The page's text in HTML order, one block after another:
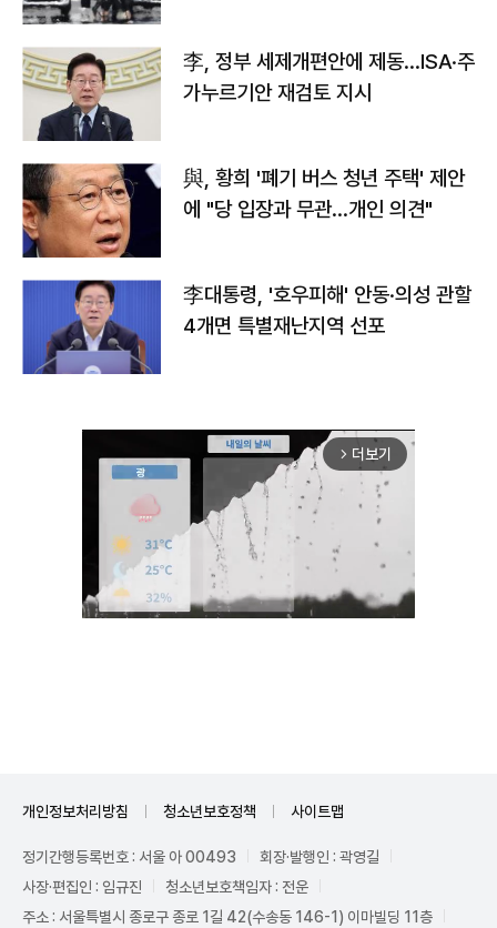
李, 정부 세제개편안에 제동…ISA·주
가누르기안 재검토 지시
與, 황희 '폐기 버스 청년 주택' 제안
에 "당 입장과 무관…개인 의견"
李대통령, '호우피해' 안동·의성 관할
4개면 특별재난지역 선포
arrow_forward_ios 더보기
개인정보처리방침 청소년보호정책 사이트맵
정기간행등록번호 : 서울 아 00493
회장·발행인 : 곽영길
사장·편집인 : 임규진
청소년보호책임자 : 전운
주소 : 서울특별시 종로구 종로 1길 42(수송동 146-1) 이마빌딩 11층